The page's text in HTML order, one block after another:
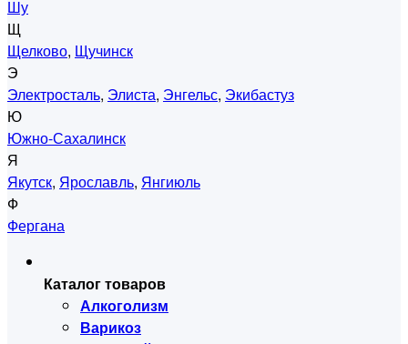
Шу
Щ
Щелково, Щучинск
Э
Электросталь, Элиста, Энгельс, Экибастуз
Ю
Южно-Сахалинск
Я
Якутск, Ярославль, Янгиюль
Ф
Фергана
Каталог товаров
Алкоголизм
Варикоз